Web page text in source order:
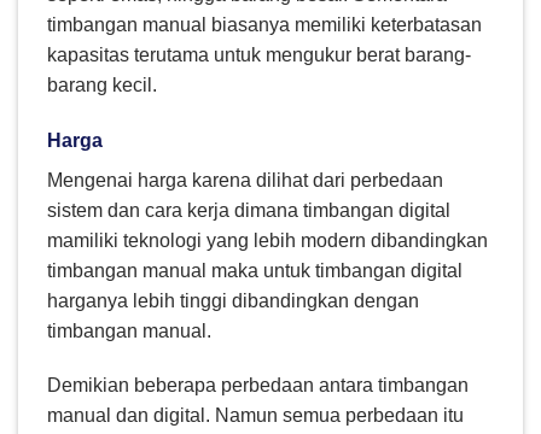
timbangan manual biasanya memiliki keterbatasan
kapasitas terutama untuk mengukur berat barang-
barang kecil.
Harga
Mengenai harga karena dilihat dari perbedaan
sistem dan cara kerja dimana timbangan digital
mamiliki teknologi yang lebih modern dibandingkan
timbangan manual maka untuk timbangan digital
harganya lebih tinggi dibandingkan dengan
timbangan manual.
Demikian beberapa perbedaan antara timbangan
manual dan digital. Namun semua perbedaan itu